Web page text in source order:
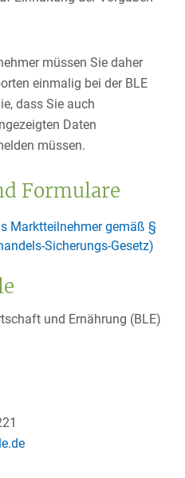
müssen Sie daher
einmalig bei der BLE
dass Sie auch
Daten
müssen.
Formulare
Marktteilnehmer gemäß §
Sicherungs-Gesetz)
und Ernährung (BLE)